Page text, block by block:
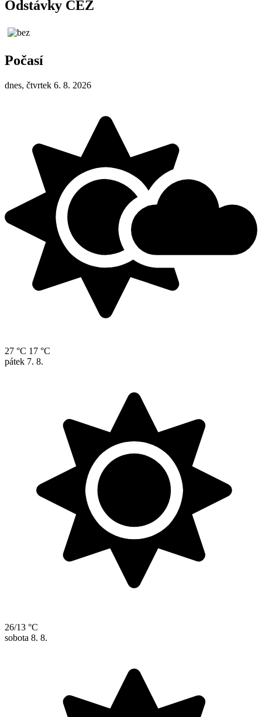
Odstávky ČEZ
Počasí
dnes, čtvrtek 6. 8. 2026
27 °C 17 °C
pátek 7. 8.
26/13 °C
sobota 8. 8.